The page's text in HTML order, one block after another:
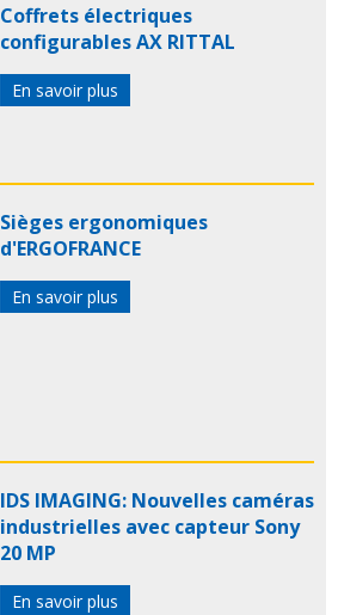
Coffrets électriques
configurables AX RITTAL
En savoir plus
Sièges ergonomiques
d'ERGOFRANCE
En savoir plus
IDS IMAGING: Nouvelles caméras
industrielles avec capteur Sony
20 MP
En savoir plus